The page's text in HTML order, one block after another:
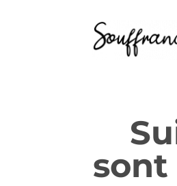
sont